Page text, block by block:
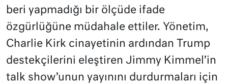
beri yapmadığı bir ölçüde ifade
özgürlüğüne müdahale ettiler. Yönetim,
Charlie Kirk cinayetinin ardından Trump
destekçilerini eleştiren Jimmy Kimmel’in
talk show’unun yayınını durdurmaları için